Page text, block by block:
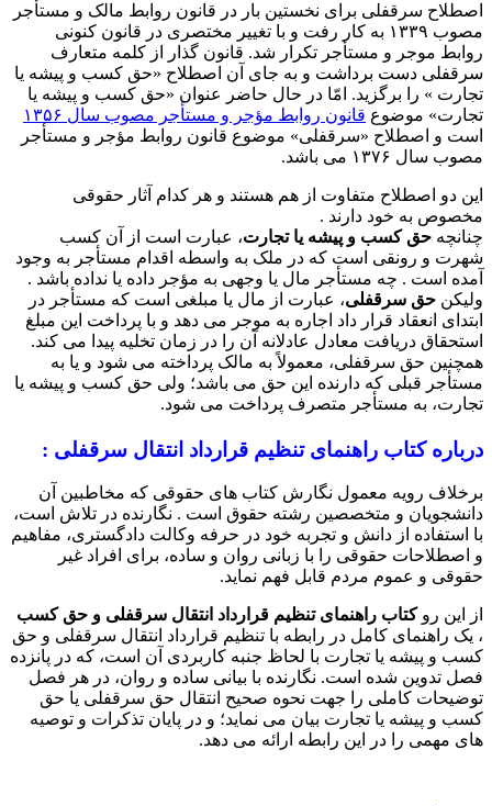
اصطلاح سرقفلی برای نخستین بار در قانون روابط مالک و مستأجر
مصوب ۱۳۳۹ به کار رفت و با تغییر مختصری در قانون کنونی
روابط موجر و مستأجر تکرار شد. قانون گذار از کلمه متعارف
سرقفلی دست برداشت و به جای آن اصطلاح «حق کسب و پیشه یا
تجارت » را برگزید. امّا در حال حاضر عنوان «حق کسب و پیشه یا
تجارت» موضوع قانون روابط مؤجر و مستأجر مصوب سال ۱۳۵۶
است و اصطلاح «سرقفلی» موضوع قانون روابط مؤجر و مستأجر
مصوب سال ۱۳۷۶ می باشد.
این دو اصطلاح متفاوت از هم هستند و هر کدام آثار حقوقی
مخصوص به خود دارند .
چنانچه حق کسب و پیشه یا تجارت، عبارت است از آن کسب
شهرت و رونقی است که در ملک به واسطه اقدام مستأجر به وجود
آمده است . چه مستأجر مال یا وجهی به مؤجر داده یا نداده باشد .
ولیکن حق سرقفلی، عبارت از مال یا مبلغی است که مستأجر در
ابتدای انعقاد قرار داد اجاره به موجر می دهد و با پرداخت این مبلغ
استحقاق دریافت معادل عادلانه آن را در زمان تخلیه پیدا می کند.
همچنین حق سرقفلی، معمولاً به مالک پرداخته می شود و یا به
مستأجر قبلی که دارنده این حق می باشد؛ ولی حق کسب و پیشه یا
تجارت، به مستأجر متصرف پرداخت می شود.
درباره کتاب راهنمای تنظیم قرارداد انتقال سرقفلی :
برخلاف رویه معمول نگارش کتاب های حقوقی که مخاطبین آن
دانشجویان و متخصصین رشته حقوق است . نگارنده در تلاش است،
با استفاده از دانش و تجربه خود در حرفه وکالت دادگستری، مفاهیم
و اصطلاحات حقوقی را با زبانی روان و ساده، برای افراد غیر
حقوقی و عموم مردم قابل فهم نماید.
از این رو کتاب راهنمای تنظیم قرارداد انتقال سرقفلی و حق کسب
، یک راهنمای کامل در رابطه با تنظیم قرارداد انتقال سرقفلی و حق
کسب و پیشه یا تجارت با لحاظ جنبه کاربردی آن است، که در پانزده
فصل تدوین شده است. نگارنده با بیانی ساده و روان، در هر فصل
توضیحات کاملی را جهت نحوه صحیح انتقال حق سرقفلی یا حق
کسب و پیشه یا تجارت بیان می نماید؛ و در پایان تذکرات و توصیه
های مهمی را در این رابطه ارائه می دهد.